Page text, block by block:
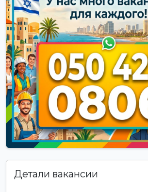
Детали вакансии